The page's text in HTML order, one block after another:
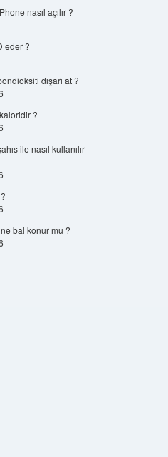
nasıl açılır ?
eder ?
dışarı at ?
?
ile nasıl kullanılır
bal konur mu ?